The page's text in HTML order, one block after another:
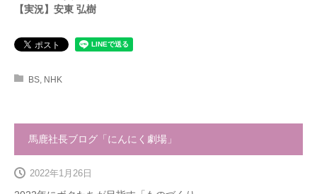
【実況】安東 弘樹
BS NHK
馬鹿社長ブログ「にんにく劇場」
2022年1月26日